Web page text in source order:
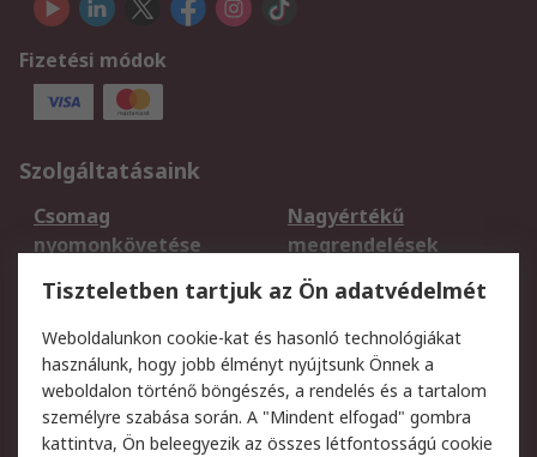
Fizetési módok
Szolgáltatásaink
Csomag
nyomonkövetése
Nagyértékű
megrendelések
Regisztráció
Szállítás
Termékvisszaküldés
Szolgáltatások
Jogi
Adatvédelmi Az RS értékesítési
Tiszteletben tartjuk az Ön adatvédelmét
Weboldalunkon cookie-kat és hasonló technológiákat
használunk, hogy jobb élményt nyújtsunk Önnek a
weboldalon történő böngészés, a rendelés és a tartalom
személyre szabása során. A "Mindent elfogad" gombra
kattintva, Ön beleegyezik az összes létfontosságú cookie